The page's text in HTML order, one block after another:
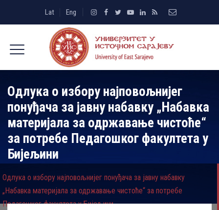
Lat Eng
Одлука о избору најповољнијег
понуђача за јавну набавку „Набавка
материјала за одржавање чистоће“
за потребе Педагошког факултета у
Бијељини
Одлука о избору најповољнијег понуђача за јавну набавку
„Набавка материјала за одржавање чистоће“ за потребе
Педагошког факултета у Бијељини